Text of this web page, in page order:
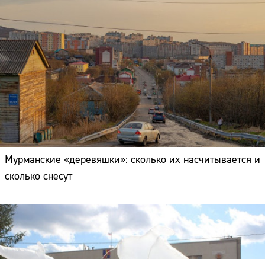
Мурманские «деревяшки»: сколько их насчитывается и
сколько снесут